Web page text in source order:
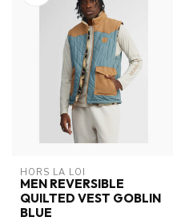
HORS LA LOI
MEN REVERSIBLE
QUILTED VEST GOBLIN
BLUE